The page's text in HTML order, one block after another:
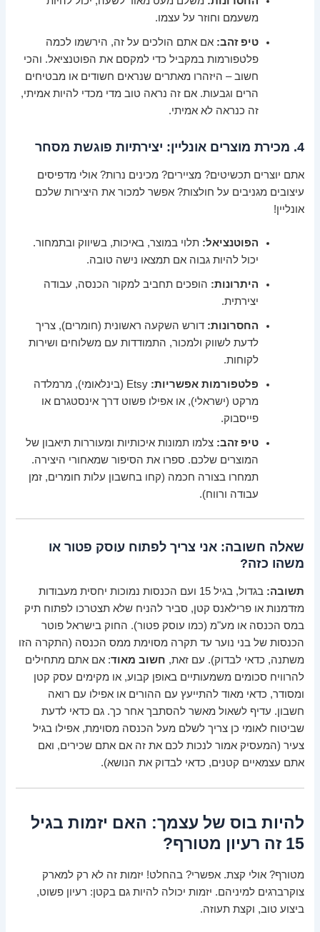
משעמם וחוזר על עצמו.
טיפ זהב: אם אתם הולכים על זה, הירשמו לכמה
פלטפורמות במקביל כדי למקסם את הפוטנציאל. והכי
חשוב – היזהרו מאתרים שנראים חשודים או מבטיחים
הרים וגבעות. אם זה נראה טוב מדי מכדי להיות אמיתי,
זה כנראה לא אמיתי.
4. מכירת מוצרים אונליין: יצירתיות פוגשת מסחר
אתם יוצרים תכשיטים? מציירים? מכינים נרות? אולי מדפיסים
עיצובים מגניבים על חולצות? אפשר למכור את היצירות שלכם
אונליין!
הפוטנציאל: תלוי במוצר, באיכות, בשיווק ובתמחור.
יכול להיות גבוה אם תמצאו נישה טובה.
היתרונות: הופכים תחביב למקור הכנסה, עבודה
יצירתית.
החסרונות: דורש השקעה ראשונית (חומרים), צריך
לדעת לשווק ולמכור, התמודדות עם משלוחים ושירות
לקוחות.
פלטפורמות אפשריות:
Etsy (בינלאומי), מרמלדה
מרקט (ישראלי), או אפילו פשוט דרך אינסטגרם או
פייסבוק.
טיפ זהב: צלמו תמונות איכותיות ומעוררות תיאבון של
המוצרים שלכם. ספרו את הסיפור שמאחורי היצירה.
תמחרו בצורה חכמה (קחו בחשבון עלות חומרים, זמן
עבודה ורווח).
שאלה חשובה: אני צריך לפתוח עוסק פטור או
משהו כזה?
תשובה:
בגדול, בגיל 15 ועם הכנסות נמוכות יחסית מעבודות
מזדמנות או פרילאנס קטן, סביר להניח שלא תצטרכו לפתוח תיק
במס הכנסה או מע"מ (כמו עוסק פטור). החוק בישראל פוטר
הכנסות של בני נוער עד תקרה מסוימת ממס הכנסה (התקרה הזו
משתנה, כדאי לבדוק). עם זאת, חשוב מאוד: אם אתם מתחילים
להרוויח סכומים משמעותיים באופן קבוע, או מקימים עסק קטן
ומסודר, כדאי מאוד להתייעץ עם ההורים או אפילו עם רואה
חשבון. עדיף לשאול מאשר להסתבך אחר כך. גם כדאי לדעת
שביטוח לאומי כן צריך לשלם מעל הכנסה מסוימת, אפילו בגיל
צעיר (המעסיק אמור לנכות לכם את זה אם אתם שכירים, ואם
אתם עצמאיים קטנים, כדאי לבדוק את הנושא).
להיות בוס של עצמך: האם יזמות בגיל
15 זה רעיון מטורף?
מטורף? אולי קצת. אפשרי? בהחלט! יזמות זה לא רק למארק
צוקרברגים למיניהם. יזמות יכולה להיות גם בקטן: רעיון פשוט,
ביצוע טוב, וקצת תעוזה.